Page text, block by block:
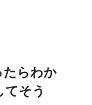
たらわか
てそう